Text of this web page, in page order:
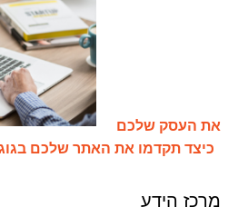
את העסק שלכם
כיצד תקדמו את האתר שלכם
מרכז הידע